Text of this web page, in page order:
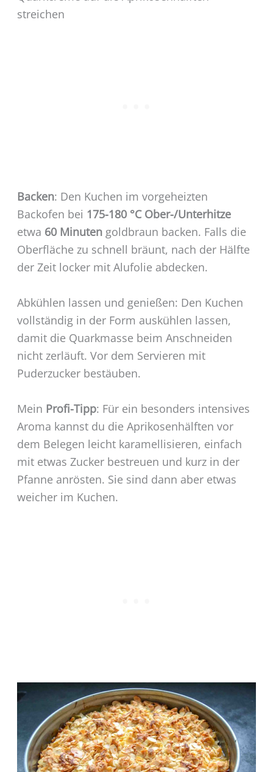
streichen
Backen: Den Kuchen im vorgeheizten
Backofen bei 175-180 °C Ober-/Unterhitze
etwa 60 Minutengoldbraun backen. Falls die
Oberfläche zu schnell bräunt, nach der Hälfte
der Zeit locker mit Alufolie abdecken.
Abkühlen lassen und genießen: Den Kuchen
vollständig in der Form auskühlen lassen,
damit die Quarkmasse beim Anschneiden
nicht zerläuft. Vor dem Servieren mit
Puderzucker bestäuben.
Mein Profi-Tipp: Für ein besonders intensives
Aroma kannst du die Aprikosenhälften vor
dem Belegen leicht karamellisieren, einfach
mit etwas Zucker bestreuen und kurz in der
Pfanne anrösten. Sie sind dann aber etwas
weicher im Kuchen.